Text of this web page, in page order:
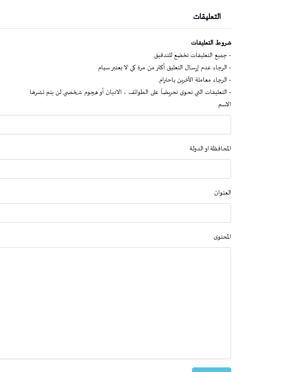
التعليقات
شروط التعليقات
- جميع التعليقات تخضع للتدقيق.
- الرجاء عدم إرسال التعليق أكثر من مرة كي لا يعتبر سبام
- الرجاء معاملة الآخرين باحترام.
- التعليقات التي تحوي تحريضاً على الطوائف ، الاديان أو هجوم شخصي لن يتم نشرها
الاسم
المحافظة او الدولة
العنوان
المحتوى